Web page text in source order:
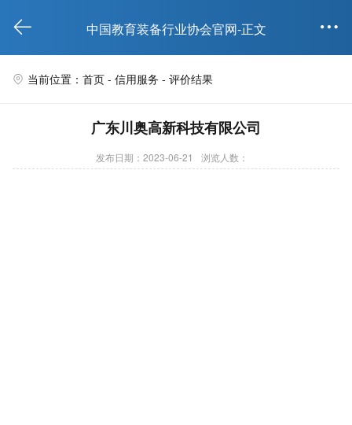
 中国教育装备行业协会官网-正文 
 当前位置：首页 - 信用服务 - 评价结果
广东川奥高新科技有限公司
发布日期：2023-06-21 浏览人数：